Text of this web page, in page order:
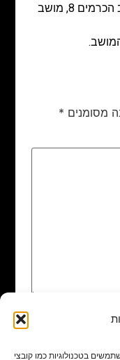
בטכנולוגיות כמו קובצי
יושבים שבעה בבית המנוחה, רחוב הכרמים 8, מושב
מסומנים *